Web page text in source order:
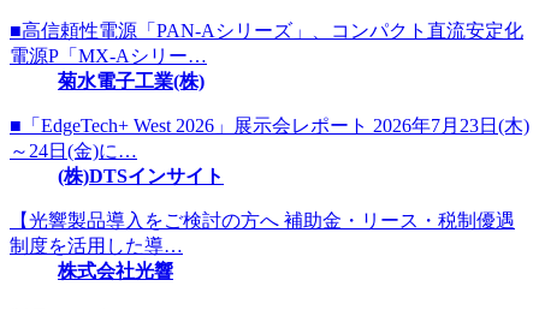
■高信頼性電源「PAN-Aシリーズ」、コンパクト直流安定化
電源P「MX-Aシリー…
菊水電子工業(株)
■「EdgeTech+ West 2026」展示会レポート 2026年7月23日(木)
～24日(金)に…
(株)DTSインサイト
【光響製品導入をご検討の方へ 補助金・リース・税制優遇
制度を活用した導…
株式会社光響